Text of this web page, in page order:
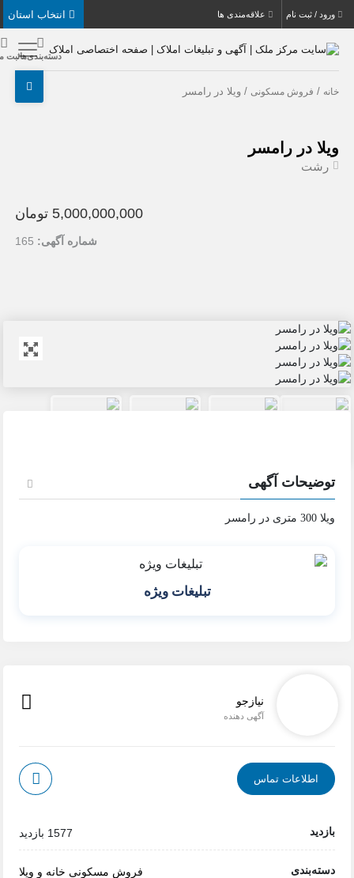
نام علاقه‌مندی ها
دسته‌بندی‌هاثبت ملک
مسکونی/ ویلا در رامسر
در رامسر
5,000,000,000 تومان
شماره آگهی:165
آگهی
تبلیغات ویژه
تماس
فروش مسکونی خانه و ویلا